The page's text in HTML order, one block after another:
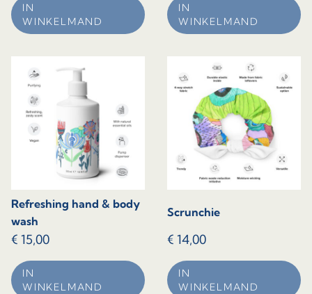
IN
WINKELMAND
IN
WINKELMAND
Refreshing hand & body
wash
€ 15,00
IN
WINKELMAND
Scrunchie
€ 14,00
IN
WINKELMAND